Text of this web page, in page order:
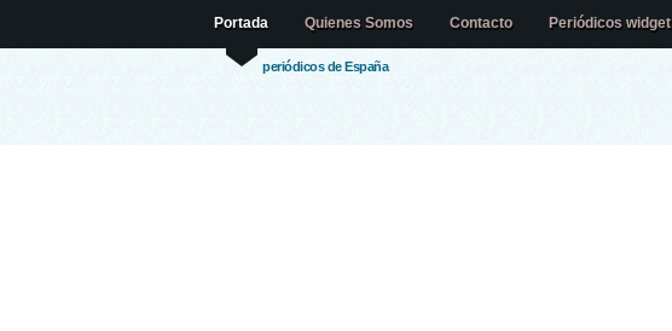
periódicos de España
Portada Quienes Somos Contacto Periódicos widget